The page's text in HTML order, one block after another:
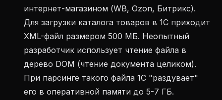
интернет-магазином (WB, Ozon, Битрикс).
Для загрузки каталога товаров в 1С приходит
XML-файл размером 500 МБ. Неопытный
разработчик использует чтение файла в
дерево DOM (чтение документа целиком).
При парсинге такого файла 1С "раздувает"
его в оперативной памяти до 5-7 ГБ.